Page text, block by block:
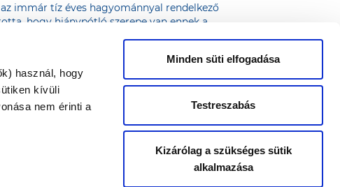
használ, hogy
kívüli
nem érinti a
Minden süti elfogadása
Testreszabás
Kizárólag a szükséges sütik
alkalmazása
immár tíz éves hagyománnyal rendelkező
hogy hiánypótló szerepe van ennek a
gondolom, ez a szintű aktivitás a
ezt az eredményt. – zárta köszönő